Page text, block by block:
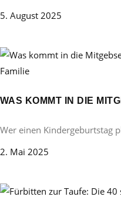
5. August 2025
Familie
WAS KOMMT IN DIE
Wer einen Kindergeburtstag
2. Mai 2025